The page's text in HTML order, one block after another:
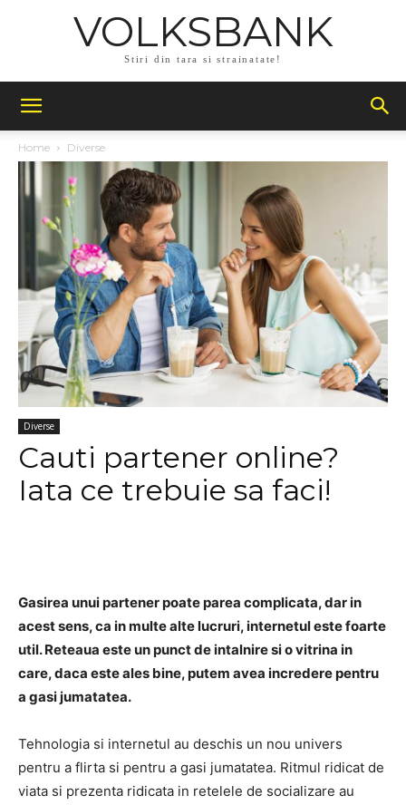
VOLKSBANK
Stiri din tara si strainatate!
Home Diverse
Diverse
Cauti partener online?
Iata ce trebuie sa faci!
Gasirea unui partener poate parea complicata, dar in
acest sens, ca in multe alte lucruri, internetul este foarte
util. Reteaua este un punct de intalnire si o vitrina in
care, daca este ales bine, putem avea incredere pentru
a gasi jumatatea.
Tehnologia si internetul au deschis un nou univers
pentru a flirta si pentru a gasi jumatatea. Ritmul ridicat de
viata si prezenta ridicata in retelele de socializare au